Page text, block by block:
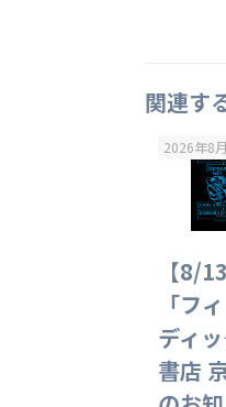
関連す
2026年8
【8/
「フ
ディ
書店